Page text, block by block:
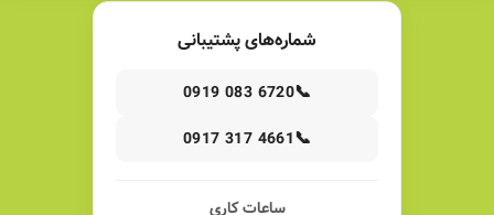
شماره‌های پشتیبانی
📞
0919 083 6720
📞
0917 317 4661
ساعات کاری